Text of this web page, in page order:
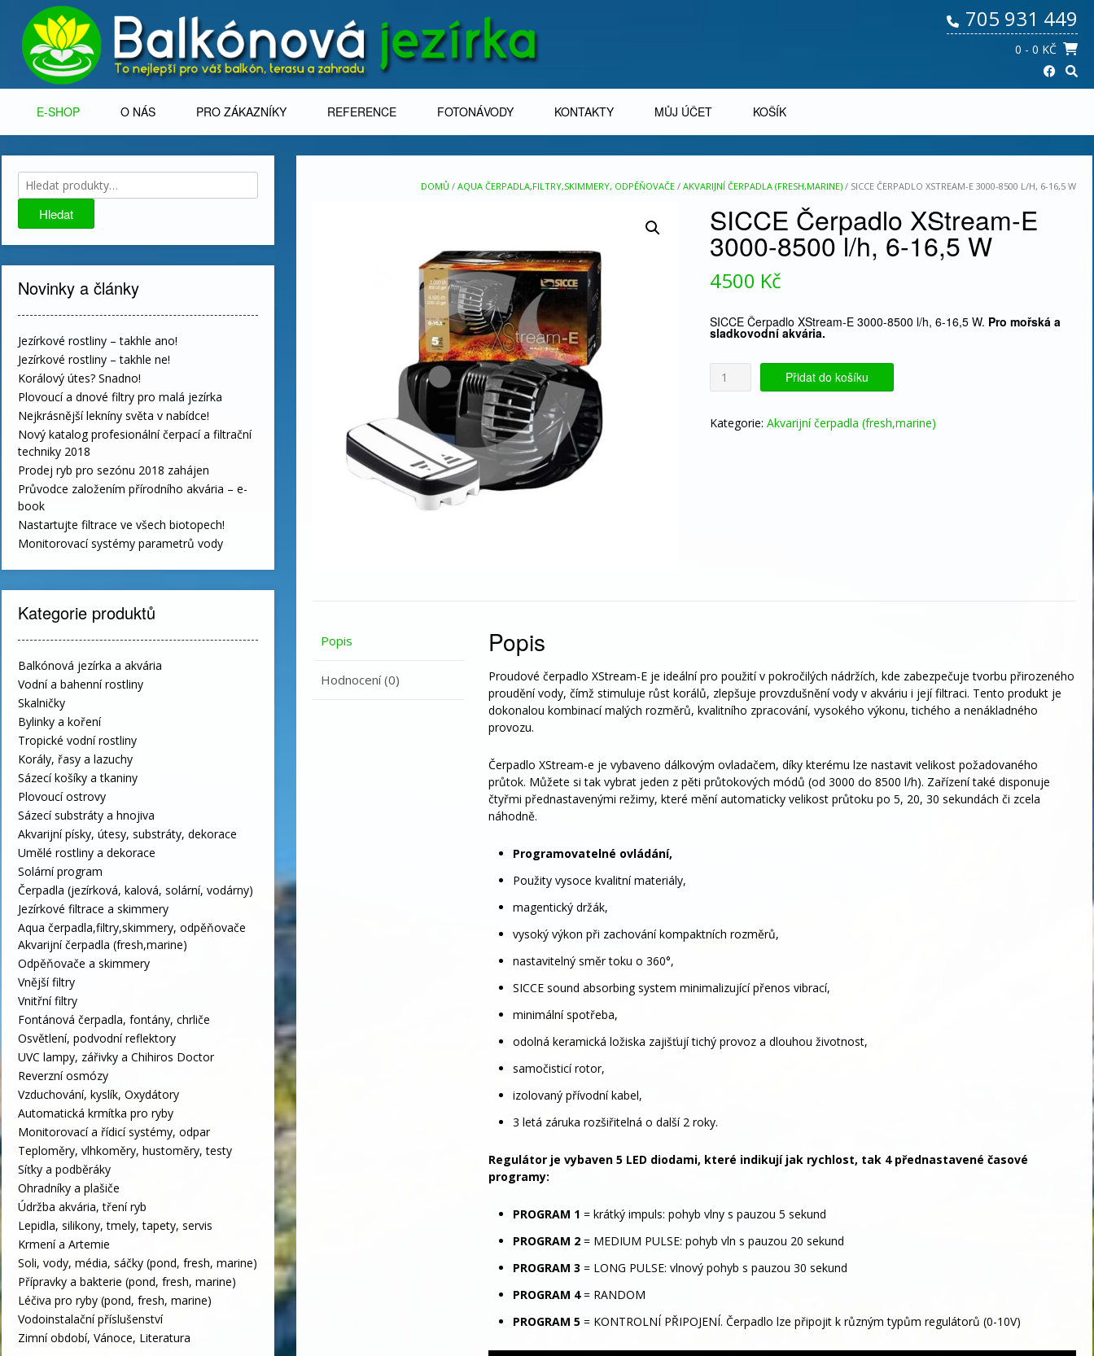
content
705 931 449
0 - 0 KČ
E-SHOP O NÁS PRO ZÁKAZNÍKY REFERENCE FOTONÁVODY KONTAKTY MŮJ ÚČET KOŠÍK
DOMŮ / AQUA ČERPADLA,FILTRY,SKIMMERY, ODPĚŇOVAČE / AKVARIJNÍ ČERPADLA (FRESH,MARINE) / SICCE ČERPADLO XSTREAM-E 3000-8500 L/H, 6-16,5 W
SICCE Čerpadlo XStream-E
3000-8500 l/h, 6-16,5 W
4500 Kč
SICCE Čerpadlo XStream-E 3000-8500 l/h, 6-16,5 W. Pro mořská a
sladkovodní akvária.
SICCE
Čerpadlo
E
Přidat do košíku
Kategorie: Akvarijní čerpadla (fresh,marine)
Popis
Hodnocení (0)
Popis
Proudové čerpadlo XStream-E je ideální pro použití v pokročilých nádržích, kde zabezpečuje tvorbu přirozeného
proudění vody, čímž stimuluje růst korálů, zlepšuje provzdušnění vody v akváriu i její filtraci. Tento produkt je
dokonalou kombinací malých rozměrů, kvalitního zpracování, vysokého výkonu, tichého a nenákladného
provozu.
Čerpadlo XStream-e je vybaveno dálkovým ovladačem, díky kterému lze nastavit velikost požadovaného
průtok. Můžete si tak vybrat jeden z pěti průtokových módů (od 3000 do 8500 l/h). Zařízení také disponuje
čtyřmi přednastavenými režimy, které mění automaticky velikost průtoku po 5, 20, 30 sekundách či zcela
náhodně.
Programovatelné ovládání,
Použity vysoce kvalitní materiály,
magentický držák,
vysoký výkon při zachování kompaktních rozměrů,
nastavitelný směr toku o 360°,
SICCE sound absorbing system minimalizující přenos vibrací,
minimální spotřeba,
odolná keramická ložiska zajišťují tichý provoz a dlouhou životnost,
samočisticí rotor,
izolovaný přívodní kabel,
3 letá záruka rozšiřitelná o další 2 roky.
Regulátor je vybaven 5 LED diodami, které indikují jak rychlost, tak 4 přednastavené časové
programy:
PROGRAM 1 = krátký impuls: pohyb vlny s pauzou 5 sekund
PROGRAM 2= MEDIUM PULSE: pohyb vln s pauzou 20 sekund
PROGRAM 3 = LONG PULSE: vlnový pohyb s pauzou 30 sekund
PROGRAM 4= RANDOM
PROGRAM 5= KONTROLNÍ PŘIPOJENÍ. Čerpadlo lze připojit k různým typům regulátorů (0-10V)
Hledat:
Hledat
Novinky a články
Jezírkové rostliny – takhle ano!
Jezírkové rostliny – takhle ne!
Korálový útes? Snadno!
Plovoucí a dnové filtry pro malá jezírka
Nejkrásnější lekníny světa v nabídce!
Nový katalog profesionální čerpací a filtrační
techniky 2018
Prodej ryb pro sezónu 2018 zahájen
Průvodce založením přírodního akvária – e-
book
Nastartujte filtrace ve všech biotopech!
Monitorovací systémy parametrů vody
Kategorie produktů
Balkónová jezírka a akvária
Vodní a bahenní rostliny
Skalničky
Bylinky a koření
Tropické vodní rostliny
Korály, řasy a lazuchy
Sázecí košíky a tkaniny
Plovoucí ostrovy
Sázecí substráty a hnojiva
Akvarijní písky, útesy, substráty, dekorace
Umělé rostliny a dekorace
Solární program
Čerpadla (jezírková, kalová, solární, vodárny)
Jezírkové filtrace a skimmery
Aqua čerpadla,filtry,skimmery, odpěňovače
Akvarijní čerpadla (fresh,marine)
Odpěňovače a skimmery
Vnější filtry
Vnitřní filtry
Fontánová čerpadla, fontány, chrliče
Osvětlení, podvodní reflektory
UVC lampy, zářivky a Chihiros Doctor
Reverzní osmózy
Vzduchování, kyslík, Oxydátory
Automatická krmítka pro ryby
Monitorovací a řídicí systémy, odpar
Teploměry, vlhkoměry, hustoměry, testy
Síťky a podběráky
Ohradníky a plašiče
Údržba akvária, tření ryb
Lepidla, silikony, tmely, tapety, servis
Krmení a Artemie
Soli, vody, média, sáčky (pond, fresh, marine)
Přípravky a bakterie (pond, fresh, marine)
Léčiva pro ryby (pond, fresh, marine)
Vodoinstalační příslušenství
Zimní období, Vánoce, Literatura